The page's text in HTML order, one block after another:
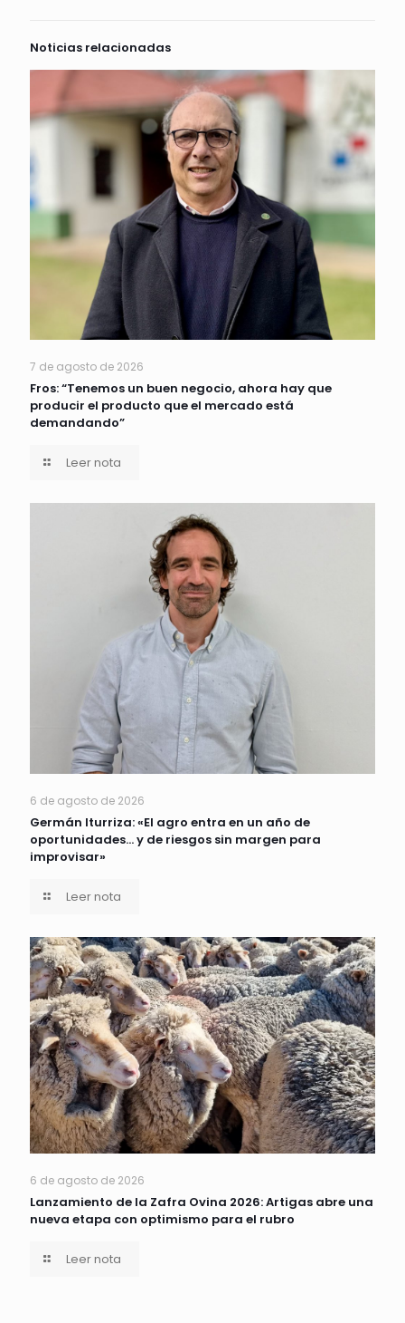
Noticias relacionadas
7 de agosto de 2026
Fros: “Tenemos un buen negocio, ahora hay que
producir el producto que el mercado está
demandando”
Leer nota
6 de agosto de 2026
Germán Iturriza: «El agro entra en un año de
oportunidades… y de riesgos sin margen para
improvisar»
Leer nota
6 de agosto de 2026
Lanzamiento de la Zafra Ovina 2026: Artigas abre una
nueva etapa con optimismo para el rubro
Leer nota